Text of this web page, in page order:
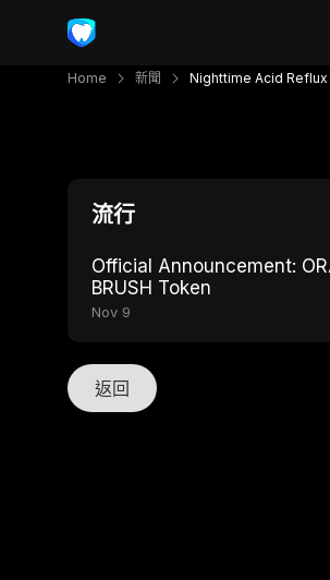
Home 新聞 Nighttime Acid
流行
Official Announcement:
BRUSH Token
Nov 9
返回